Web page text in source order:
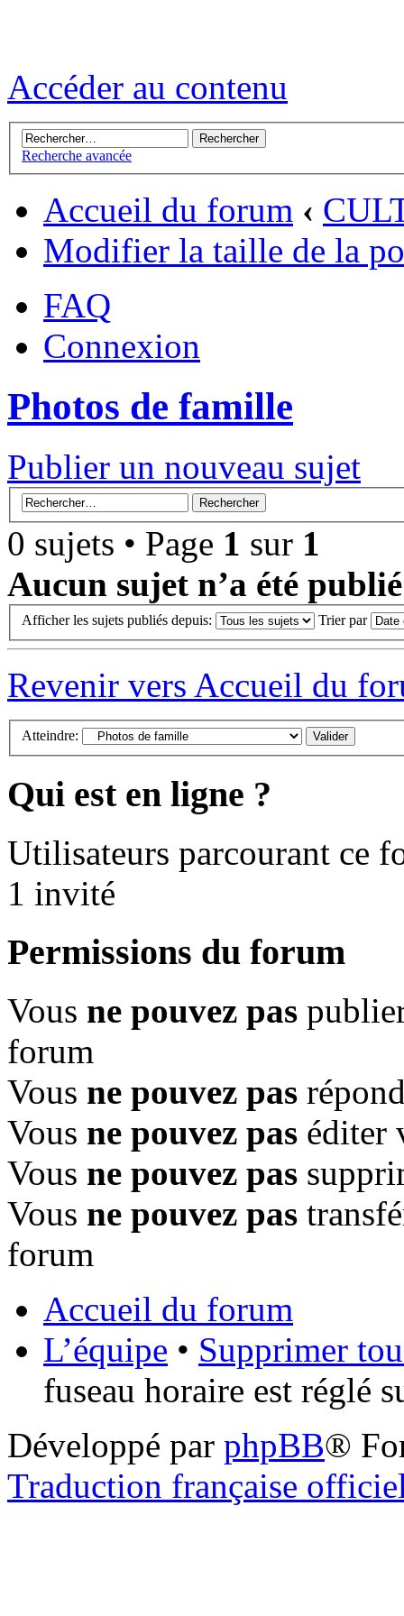
Accéder au contenu
Recherche avancée
Accueil du forum ‹
Modifier la taille de la
FAQ
Connexion
Photos de famille
Publier un nouveau sujet
0 sujets • Page 1 sur 1
Aucun sujet n’a été
Afficher les sujets publiés depuis: Trier par
Revenir vers Accueil du
Atteindre:
Qui est en ligne ?
Utilisateurs parcourant ce
1 invité
Permissions du forum
Vous ne pouvez pas
forum
Vous ne pouvez pas
Vous ne pouvez pas éditer
Vous ne pouvez pas
Vous ne pouvez pas
forum
Accueil du forum
L’équipe • Supprimer
fuseau horaire est réglé
Développé par phpBB®
Traduction française